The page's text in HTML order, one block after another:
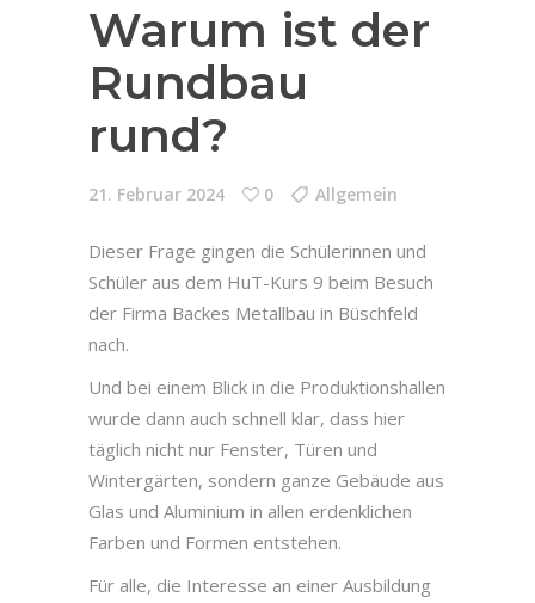
Warum ist der
Rundbau
rund?
21. Februar 2024 0 Allgemein
Dieser Frage gingen die Schülerinnen und
Schüler aus dem HuT-Kurs 9 beim Besuch
der Firma Backes Metallbau in Büschfeld
nach.
Und bei einem Blick in die Produktionshallen
wurde dann auch schnell klar, dass hier
täglich nicht nur Fenster, Türen und
Wintergärten, sondern ganze Gebäude aus
Glas und Aluminium in allen erdenklichen
Farben und Formen entstehen.
Für alle, die Interesse an einer Ausbildung